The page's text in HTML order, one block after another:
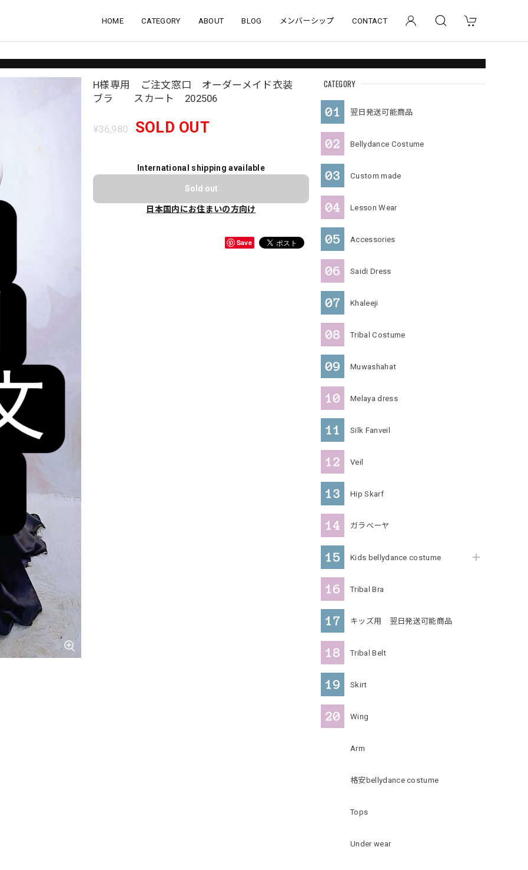
HOME CATEGORY ABOUT BLOG メンバーシップ CONTACT
CATEGORY
翌日発送可能商品
Bellydance Costume
Custom made
Lesson Wear
Accessories
Saidi Dress
Khaleeji
Tribal Costume
Muwashahat
Melaya dress
Silk Fanveil
Veil
Hip Skarf
ガラベーヤ
Kids bellydance costume
Tribal Bra
キッズ用 翌日発送可能商品
Tribal Belt
Skirt
Wing
Arm
格安bellydance costume
Tops
Under wear
H様専用 ご注文窓口 オーダーメイド衣装
ブラ スカート 202506
¥36,980 SOLD OUT
International shipping available
Sold out
日本国内にお住まいの方向け
Save